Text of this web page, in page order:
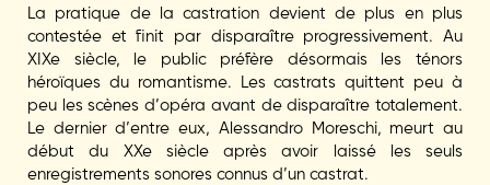
La pratique de la castration devient de plus en plus
contestée et finit par disparaître progressivement. Au
XIXe siècle, le public préfère désormais les ténors
héroïques du romantisme. Les castrats quittent peu à
peu les scènes d’opéra avant de disparaître totalement.
Le dernier d’entre eux, Alessandro Moreschi, meurt au
début du XXe siècle après avoir laissé les seuls
enregistrements sonores connus d’un castrat.